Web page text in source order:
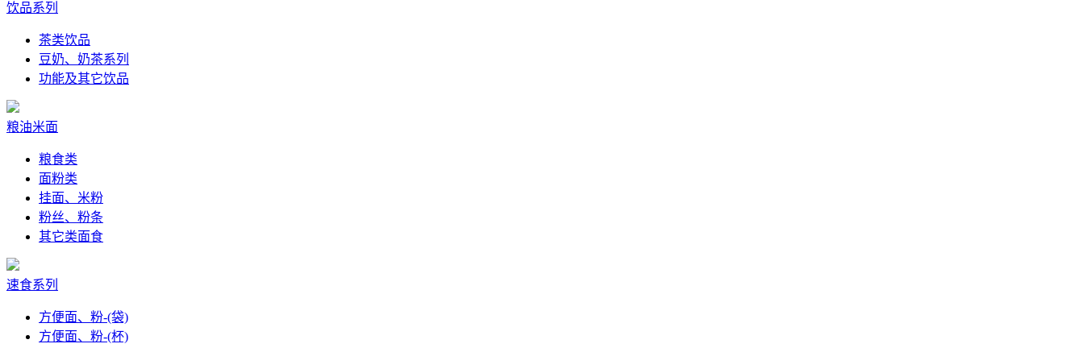
饮品系列
茶类饮品
豆奶、奶茶系列
功能及其它饮品
粮油米面
粮食类
面粉类
挂面、米粉
粉丝、粉条
其它类面食
速食系列
方便面、粉-(袋)
方便面、粉-(杯)